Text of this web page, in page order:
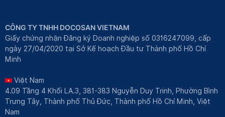
CÔNG TY TNHH DOCOSAN VIETNAM
Giấy chứng nhận Đăng ký Doanh nghiệp số 0316247099, cấp
ngày 27/04/2020 tại Sở Kế hoạch Đầu tư Thành phố Hồ Chí
Minh
Việt Nam
4.09 Tầng 4 Khối LA.3, 381-383 Nguyễn Duy Trinh, Phường Bình
Trưng Tây, Thành phố Thủ Đức, Thành phố Hồ Chí Minh, Việt
Nam